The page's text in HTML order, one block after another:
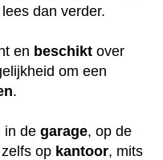
dan verder.
en beschikt over
om een
.
in de garage, op de
op kantoor, mits